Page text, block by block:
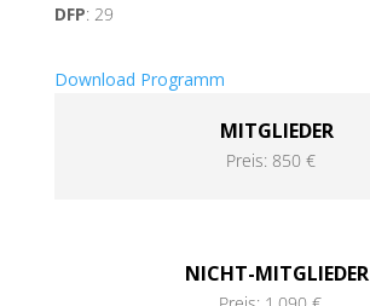
DFP: 29
Download Programm
MITGLIEDER
Preis: 850 €
NICHT-MITGLIEDER